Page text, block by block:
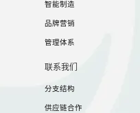
智能制造
品牌营销
管理体系
联系我们
分支结构
供应链合作